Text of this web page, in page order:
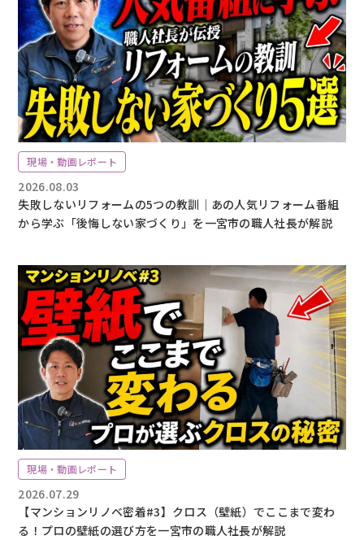
現場・動画レポート
2026.08.03
失敗しないリフォームの5つの教訓｜あの人気リフォーム番組
から学ぶ「後悔しない家づくり」を一宮市の職人社長が解説
現場・動画レポート
2026.07.29
【マンションリノベ密着#3】クロス（壁紙）でここまで変わ
る！プロの壁紙の選び方を一宮市の職人社長が解説